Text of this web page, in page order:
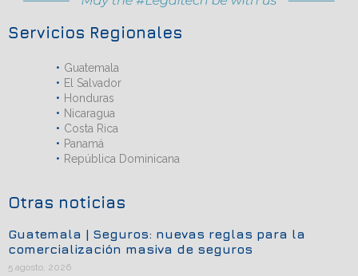
Servicios Regionales
Guatemala
El Salvador
Honduras
Nicaragua
Costa Rica
Panamá
República Dominicana
Otras noticias
Guatemala | Seguros: nuevas reglas para la
comercialización masiva de seguros
5 agosto, 2026